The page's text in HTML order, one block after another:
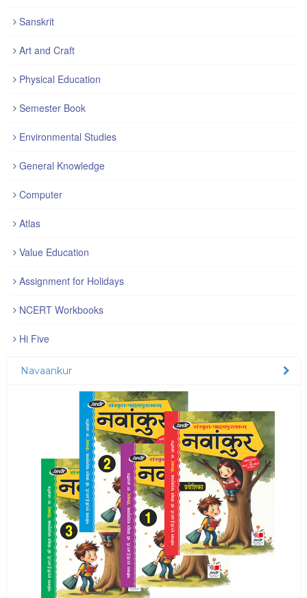
Sanskrit
Art and Craft
Physical Education
Semester Book
Environmental Studies
General Knowledge
Computer
Atlas
Value Education
Assignment for Holidays
NCERT Workbooks
Hi Five
Navaankur